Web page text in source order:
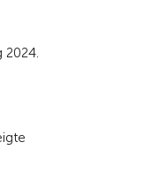
2024.